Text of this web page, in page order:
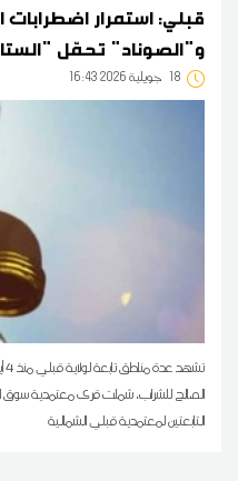
قبلي: استمرار اضطرابات
و"الصوناد" تحمّل
18 16:43 2026 جويلية
الصالح للشراب، شملت قرى معتمدية سوق
التابعتين لمعتمدية قبلي الشمالية